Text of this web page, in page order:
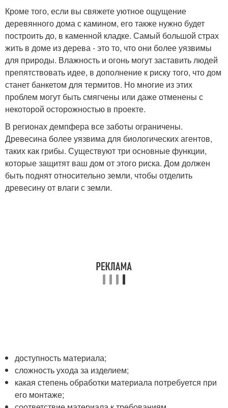
Кроме того, если вы свяжете уютное ощущение
деревянного дома с камином, его также нужно будет
построить до, в каменной кладке. Самый большой страх
жить в доме из дерева - это то, что они более уязвимы
для природы. Влажность и огонь могут заставить людей
препятствовать идее, в дополнение к риску того, что дом
станет банкетом для термитов. Но многие из этих
проблем могут быть смягчены или даже отменены с
некоторой осторожностью в проекте.
В регионах демпфера все заботы ограничены.
Древесина более уязвима для биологических агентов,
таких как грибы. Существуют три основные функции,
которые защитят ваш дом от этого риска. Дом должен
быть поднят относительно земли, чтобы отделить
древесину от влаги с земли.
доступность материала;
сложность ухода за изделием;
какая степень обработки материала потребуется при
его монтаже;